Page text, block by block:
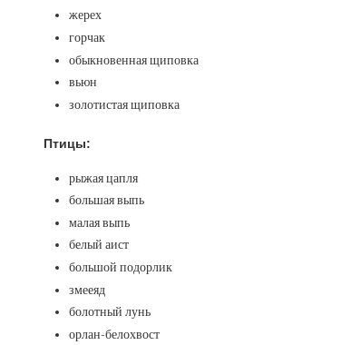
жерех
горчак
обыкновенная щиповка
вьюн
золотистая щиповка
Птицы:
рыжая цапля
большая выпь
малая выпь
белый аист
большой подорлик
змееяд
болотный лунь
орлан-белохвост